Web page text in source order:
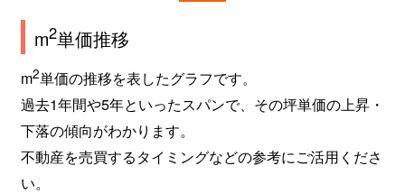
m2単価推移
m2単価の推移を表したグラフです。
過去1年間や5年といったスパンで、その坪単価の上昇・
下落の傾向がわかります。
不動産を売買するタイミングなどの参考にご活用くださ
い。